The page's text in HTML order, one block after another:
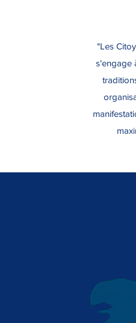
"Les
s'engage